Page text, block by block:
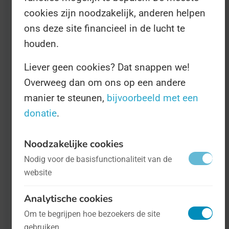
andere culturen.
Wereld Planetoïdendag- op 30 juni
Wereld Planetoïdendag is bedoeld om
het grote publiek meer te laten leren
cookies zijn noodzakelijk, anderen helpen
ons deze site financieel in de lucht te
houden.
Liever geen cookies? Dat snappen we!
Overweeg dan om ons op een andere
manier te steunen, bijvoorbeeld met een
donatie.
Noodzakelijke cookies
Nodig voor de basisfunctionaliteit van de
website
Analytische cookies
Om te begrijpen hoe bezoekers de site
gebruiken